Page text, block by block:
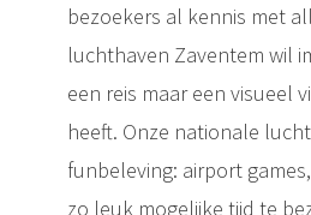
bezoekers al kennis met
luchthaven Zaventem wil
een reis maar een visueel
heeft. Onze nationale
funbeleving: airport
zo leuk mogelijke tijd te